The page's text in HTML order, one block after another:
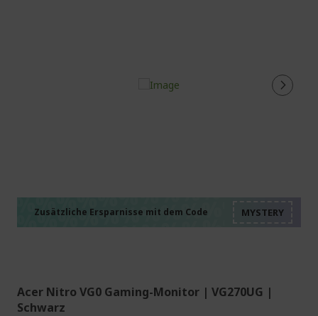
Zusätzliche Ersparnisse mit dem Code
Acer Nitro VG0 Gaming-Monitor | VG270UG |
Schwarz